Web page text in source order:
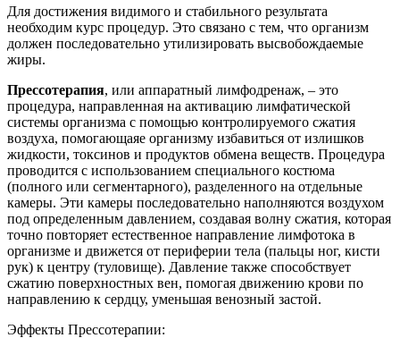
Для достижения видимого и стабильного результата
необходим курс процедур. Это связано с тем, что организм
должен последовательно утилизировать высвобождаемые
жиры.
Прессотерапия, или аппаратный лимфодренаж, – это
процедура, направленная на активацию лимфатической
системы организма с помощью контролируемого сжатия
воздуха, помогающаяе организму избавиться от излишков
жидкости, токсинов и продуктов обмена веществ. Процедура
проводится с использованием специального костюма
(полного или сегментарного), разделенного на отдельные
камеры. Эти камеры последовательно наполняются воздухом
под определенным давлением, создавая волну сжатия, которая
точно повторяет естественное направление лимфотока в
организме и движется от периферии тела (пальцы ног, кисти
рук) к центру (туловище). Давление также способствует
сжатию поверхностных вен, помогая движению крови по
направлению к сердцу, уменьшая венозный застой.
Эффекты Прессотерапии: